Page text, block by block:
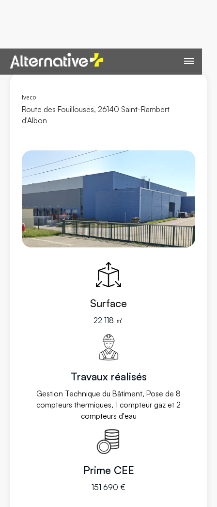
Retour
Iveco
Route des Fouillouses, 26140 Saint-Rambert
d'Albon
Surface
22 118 ㎡
Travaux réalisés
Gestion Technique du Bâtiment, Pose de 8
compteurs thermiques, 1 compteur gaz et 2
compteurs d'eau
Prime CEE
151 690 €